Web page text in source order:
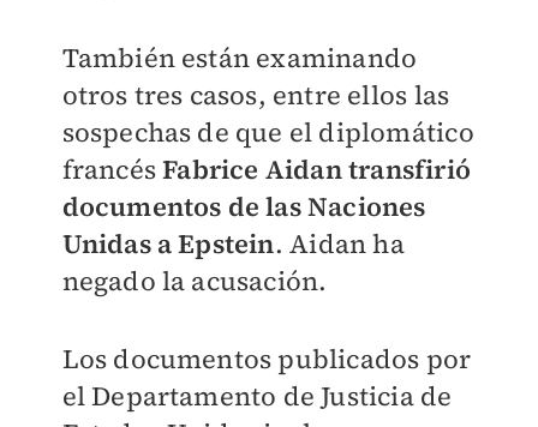
También están examinando
otros tres casos, entre ellos las
sospechas de que el diplomático
francésFabrice Aidantransfirió
documentos de las Naciones
Unidas a Epstein. Aidan ha
negado la acusación.
Los documentos publicados por
el Departamento de Justicia de